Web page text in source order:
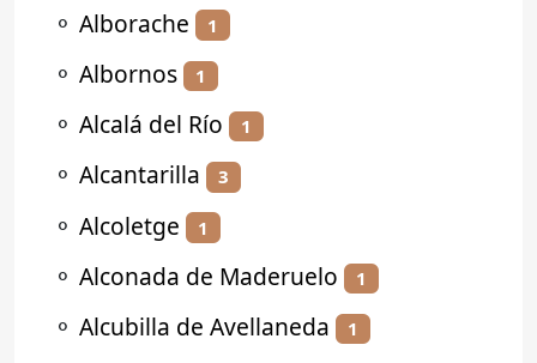
⚬ Alborache 1
⚬ Albornos 1
⚬ Alcalá del Río 1
⚬ Alcantarilla 3
⚬ Alcoletge 1
⚬ Alconada de Maderuelo 1
⚬ Alcubilla de Avellaneda 1